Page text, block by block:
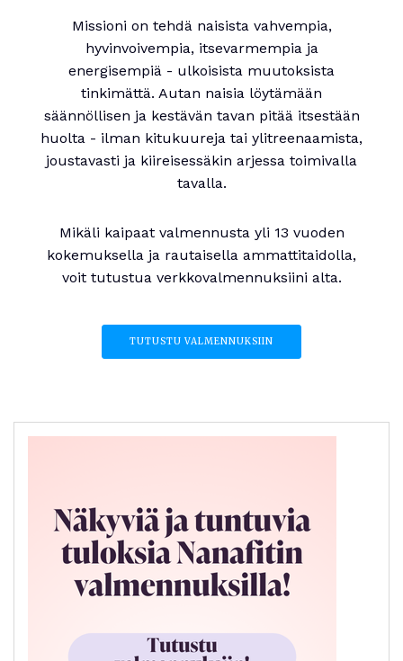
Missioni on tehdä naisista vahvempia,
hyvinvoivempia, itsevarmempia ja
energisempiä - ulkoisista muutoksista
tinkimättä. Autan naisia löytämään
säännöllisen ja kestävän tavan pitää itsestään
huolta - ilman kitukuureja tai ylitreenaamista,
joustavasti ja kiireisessäkin arjessa toimivalla
tavalla.
Mikäli kaipaat valmennusta yli 13 vuoden
kokemuksella ja rautaisella ammattitaidolla,
voit tutustua verkkovalmennuksiini alta.
TUTUSTU VALMENNUKSIIN